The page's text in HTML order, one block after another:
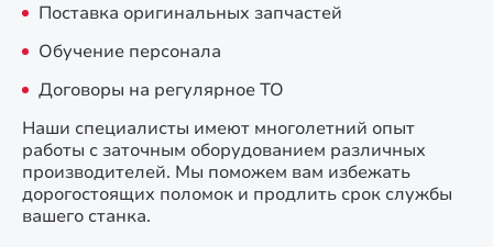
Поставка оригинальных запчастей
Обучение персонала
Договоры на регулярное ТО
Наши специалисты имеют многолетний опыт
работы с заточным оборудованием различных
производителей. Мы поможем вам избежать
дорогостоящих поломок и продлить срок службы
вашего станка.